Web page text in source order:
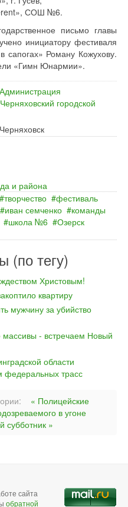
СОШ №6.
письмо главы
инициатору фестиваля
сапогах» Роману Кожухову.
«Гимн Юнармии».
Администрация
городской
Черняховск
и района
творчество
фестиваль
иван семченко
команды
школа №6
Озерск
(по тегу)
Христовым!
квартиру
мужчину за убийство
- встречаем Новый
области
федеральных трасс
« Полицейские
в угоне
субботник »
сайта
обратной